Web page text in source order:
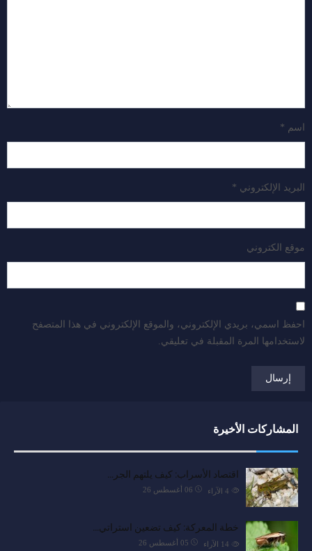
اسم *
البريد الإلكتروني *
موقع الكتروني
احفظ اسمي، بريدي الإلكتروني، والموقع الإلكتروني في هذا المتصفح
لاستخدامها المرة المقبلة في تعليقي.
المشاركات الأخيرة
اقتصاد الأسراب: كيف يلتهم الجر…
06 أغسطس 26 الآراء
خطة المعركة: كيف تضعين استراتي…
05 أغسطس 26 الآراء